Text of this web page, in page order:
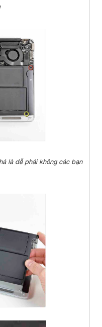
là dễ phải không các bạn